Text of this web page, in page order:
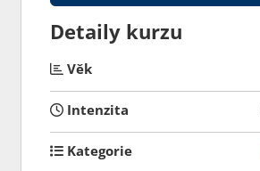
Detaily kurzu
Věk
Intenzita
Kategorie